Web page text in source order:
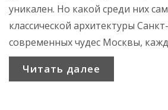
уникален. Но какой среди них
классической архитектуры
современных чудес Москвы,
привлекает чем-то своим. Этот
но наши советы помогут вам
Читать далее